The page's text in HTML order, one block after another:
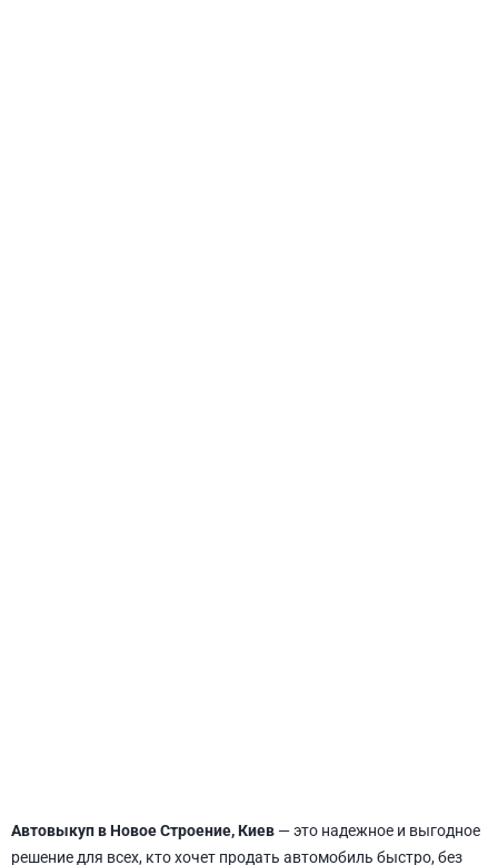
Автовыкуп в Новое Строение, Киев — это надежное и выгодное
решение для всех, кто хочет продать автомобиль быстро, без